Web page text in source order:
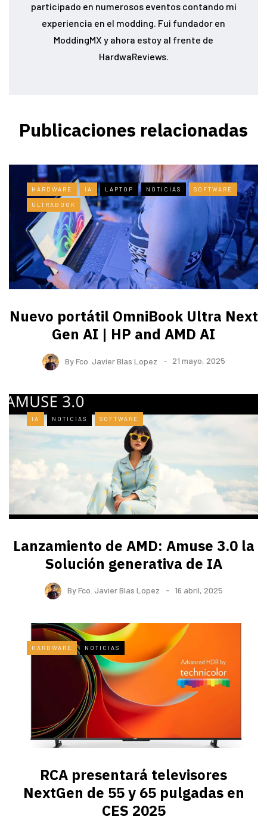
participado en numerosos eventos contando mi
experiencia en el modding. Fui fundador en
ModdingMX y ahora estoy al frente de
HardwaReviews.
Publicaciones relacionadas
HARDWARE IA LAPTOP NOTICIAS SOFTWARE
ULTRABOOK
Nuevo portátil OmniBook Ultra ​Next
Gen AI | HP and AMD AI
ByFco. Javier Blas Lopez 21 mayo, 2025
IA NOTICIAS SOFTWARE
Lanzamiento de AMD: Amuse 3.0 la
Solución generativa de IA
ByFco. Javier Blas Lopez 16 abril, 2025
HARDWARE NOTICIAS
RCA presentará televisores
NextGen de 55 y 65 pulgadas en
CES 2025